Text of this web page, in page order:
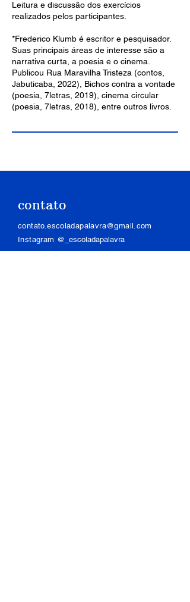
Leitura e discussão dos exercícios
realizados pelos participantes.
*Frederico Klumb é escritor e pesquisador.
Suas principais áreas de interesse são a
narrativa curta, a poesia e o cinema.
Publicou Rua Maravilha Tristeza (contos,
Jabuticaba, 2022), Bichos contra a vontade
(poesia, 7letras, 2019), cinema circular
(poesia, 7letras, 2018), entre outros livros.
contato
contato.escoladapalavra@gmail.com
Instagram @_escoladapalavra